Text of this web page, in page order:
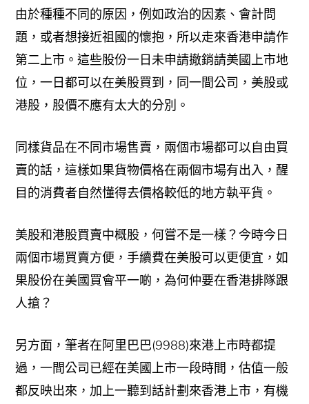
由於種種不同的原因，例如政治的因素、會計問
題，或者想接近祖國的懷抱，所以走來香港申請作
第二上市。這些股份一日未申請撤銷請美國上市地
位，一日都可以在美股買到，同一間公司，美股或
港股，股價不應有太大的分別。
同樣貨品在不同市場售賣，兩個市場都可以自由買
賣的話，這樣如果貨物價格在兩個市場有出入，醒
目的消費者自然懂得去價格較低的地方執平貨。
美股和港股買賣中概股，何嘗不是一樣？今時今日
兩個市場買賣方便，手續費在美股可以更便宜，如
果股份在美國買會平一啲，為何仲要在香港排隊跟
人搶？
另方面，筆者在阿里巴巴(9988)來港上市時都提
過，一間公司已經在美國上市一段時間，估值一般
都反映出來，加上一聽到話計劃來香港上市，有機